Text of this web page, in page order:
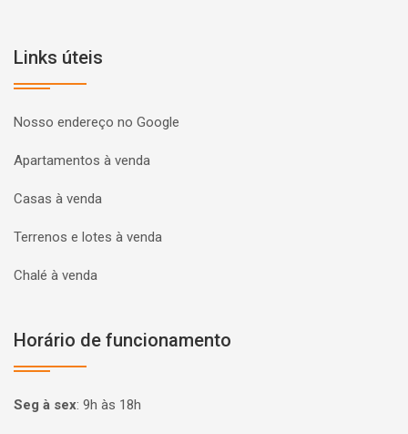
Links úteis
Nosso endereço no Google
Apartamentos à venda
Casas à venda
Terrenos e lotes à venda
Chalé à venda
Horário de funcionamento
Seg à sex: 9h às 18h